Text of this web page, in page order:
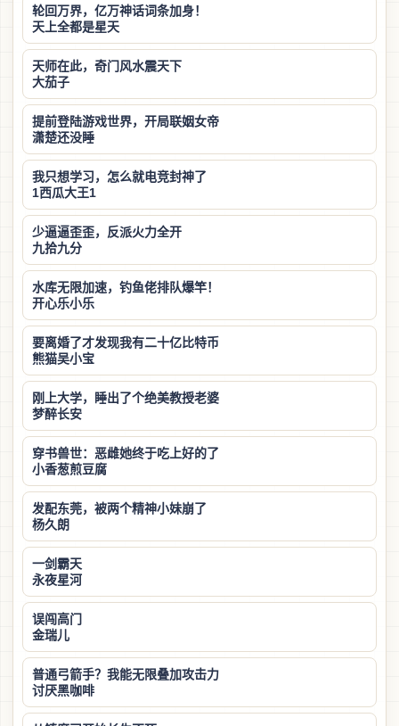
轮回万界，亿万神话词条加身！
天上全都是星天
天师在此，奇门风水震天下
大茄子
提前登陆游戏世界，开局联姻女帝
潇楚还没睡
我只想学习，怎么就电竞封神了
1西瓜大王1
少逼逼歪歪，反派火力全开
九拾九分
水库无限加速，钓鱼佬排队爆竿！
开心乐小乐
要离婚了才发现我有二十亿比特币
熊猫吴小宝
刚上大学，睡出了个绝美教授老婆
梦醉长安
穿书兽世：恶雌她终于吃上好的了
小香葱煎豆腐
发配东莞，被两个精神小妹崩了
杨久朗
一剑霸天
永夜星河
误闯高门
金瑞儿
普通弓箭手？我能无限叠加攻击力
讨厌黑咖啡